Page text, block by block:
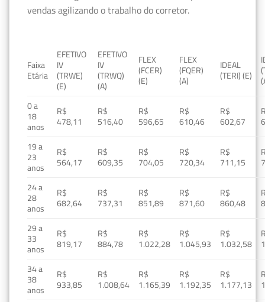
vendas agilizando o trabalho do corretor.
Faixa
Etária
EFETIVO
IV
(TRWE)
(E)
EFETIVO
IV
(TRWQ)
(A)
FLEX
(FCER)
(E)
FLEX
(FQER)
(A)
IDEAL
(TERI) (E)
0 a
18
anos
R$
478,11
R$
516,40
R$
596,65
R$
610,46
R$
602,67
19 a
23
anos
R$
564,17
R$
609,35
R$
704,05
R$
720,34
R$
711,15
24 a
28
anos
R$
682,64
R$
737,31
R$
851,89
R$
871,60
R$
860,48
29 a
33
anos
R$
819,17
R$
884,78
R$
1.022,28
R$
1.045,93
R$
1.032,58
34 a
38
anos
R$
933,85
R$
1.008,64
R$
1.165,39
R$
1.192,35
R$
1.177,13